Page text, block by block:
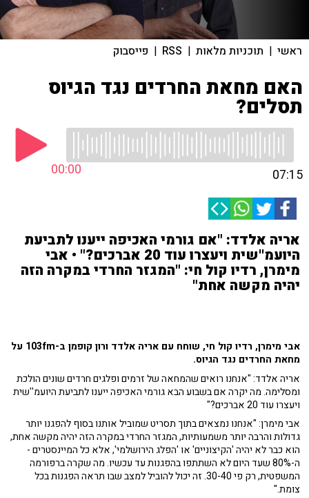
ראשי | תוכניות מלאות |
RSS
| פייסבוק
האם מחאת החרדים נגד הגיוס
תסלים?
00:00 07:15
אריה אלדד: "אם גורמי האכיפה ייענו לתביעת
היועמ''שית ויעצרו עוד 20 אברכים?" • אבי
מימרן, רדיו קול חי: "המגזר החרדי במקרה הזה
יהיה מקשה אחת"
אבי מימרן, רדיו קול חי, שוחח עם אריה אלדד ורון קופמן ב-103fm על
מחאת החרדים נגד הגיוס.
אריה אלדד: "אנחנו רואים שהמחאה של זרמים ופלגים חרדים שונים הולכת
ומסלימה. מה יקרה אם בשבוע הבא גורמי האכיפה ייענו לתביעת היועמ''שית
ויעצרו עוד 20 אברכים?"
אבי מימרן: "אנחנו נמצאים בתוך תסריט שמוביל אותנו בסוף להפגנו יותר
גדולות והרבה יותר משמעותיות, המגזר החרדי במקרה הזה יהיה מקשה אחת,
הוא כבר לא יהיה 'הקיצוניים' או 'הפלג הירושלמי', אלא כל המיינסטרים -
ה-80% שעד היום לא השתתפו בהפגנות עד עכשיו. מה שקרה ברפורמה
המשפטית, רק פי 30-40. זה יכול להוביל למצב שבו תראה הפגנות בכל
צומת."